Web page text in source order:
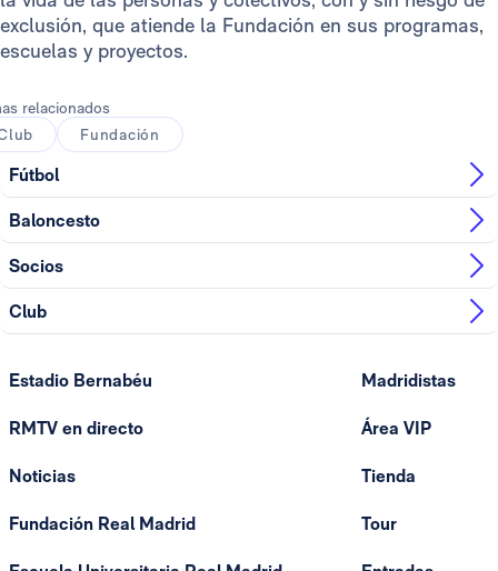
exclusión, que atiende la Fundación en sus programas,
escuelas y proyectos.
relacionados
Fundación
Fútbol
Baloncesto
Socios
Club
Estadio Bernabéu
RMTV en directo
Noticias
Fundación Real Madrid
Madridistas
Área VIP
Tienda
Tour